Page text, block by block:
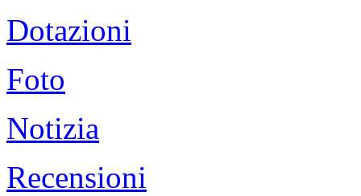
Dotazioni
Foto
Notizia
Recensioni